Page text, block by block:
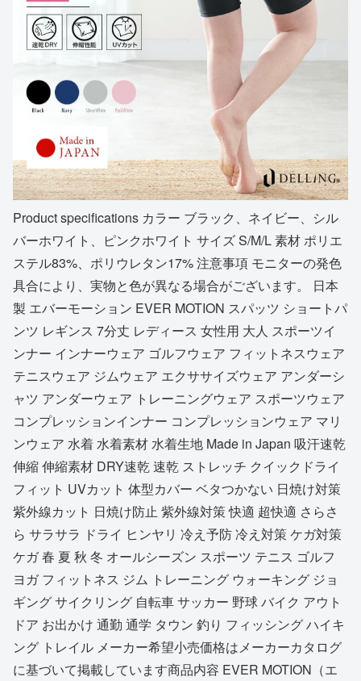
Product specifications カラー ブラック、ネイビー、シル
バーホワイト、ピンクホワイト サイズ S/M/L 素材 ポリエ
ステル83%、ポリウレタン17% 注意事項 モニターの発色
具合により、実物と色が異なる場合がございます。 日本
製 エバーモーション EVER MOTION スパッツ ショートパ
ンツ レギンス 7分丈 レディース 女性用 大人 スポーツイ
ンナー インナーウェア ゴルフウェア フィットネスウェア
テニスウェア ジムウェア エクササイズウェア アンダーシ
ャツ アンダーウェア トレーニングウェア スポーツウェア
コンプレッションインナー コンプレッションウェア マリ
ンウェア 水着 水着素材 水着生地 Made in Japan 吸汗速乾
伸縮 伸縮素材 DRY速乾 速乾 ストレッチ クイックドライ
フィット UVカット 体型カバー ベタつかない 日焼け対策
紫外線カット 日焼け防止 紫外線対策 快適 超快適 さらさ
ら サラサラ ドライ ヒンヤリ 冷え予防 冷え対策 ケガ対策
ケガ 春 夏 秋 冬 オールシーズン スポーツ テニス ゴルフ
ヨガ フィットネス ジム トレーニング ウォーキング ジョ
ギング サイクリング 自転車 サッカー 野球 バイク アウト
ドア お出かけ 通勤 通学 タウン 釣り フィッシング ハイキ
ング トレイル メーカー希望小売価格はメーカーカタログ
に基づいて掲載しています商品内容 EVER MOTION（エ